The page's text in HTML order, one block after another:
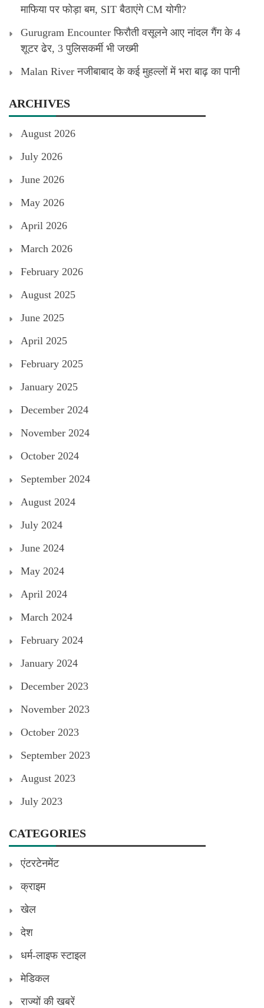
माफिया पर फोड़ा बम, SIT बैठाएंगे CM योगी?
Gurugram Encounter फिरौती वसूलने आए नांदल गैंग के 4
शूटर ढेर, 3 पुलिसकर्मी भी जख्मी
Malan River नजीबाबाद के कई मुहल्लों में भरा बाढ़ का पानी
ARCHIVES
August 2026
July 2026
June 2026
May 2026
April 2026
March 2026
February 2026
August 2025
June 2025
April 2025
February 2025
January 2025
December 2024
November 2024
October 2024
September 2024
August 2024
July 2024
June 2024
May 2024
April 2024
March 2024
February 2024
January 2024
December 2023
November 2023
October 2023
September 2023
August 2023
July 2023
CATEGORIES
एंटरटेनमेंट
क्राइम
खेल
देश
धर्म-लाइफ स्टाइल
मेडिकल
राज्यों की खबरें